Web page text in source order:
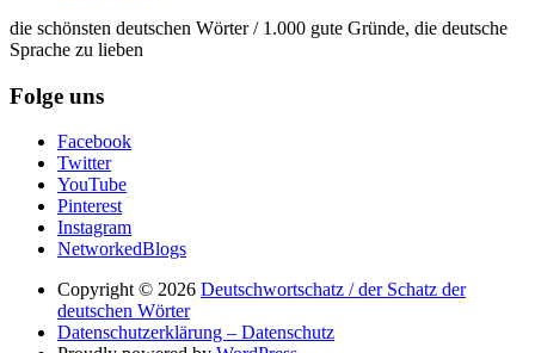
die schönsten deutschen Wörter / 1.000 gute Gründe, die deutsche
Sprache zu lieben
Folge uns
Facebook
Twitter
YouTube
Pinterest
Instagram
NetworkedBlogs
Copyright © 2026 Deutschwortschatz / der Schatz der
deutschen Wörter
Datenschutzerklärung – Datenschutz